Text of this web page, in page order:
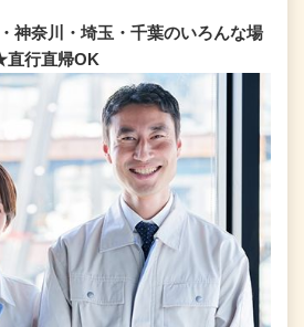
神奈川・埼玉・千葉のいろんな場
直行直帰OK